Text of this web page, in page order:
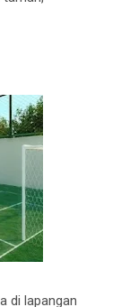
di lapangan